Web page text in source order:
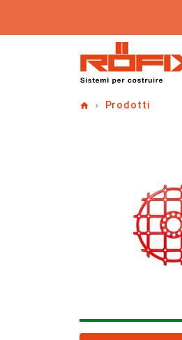
HomeProdotti